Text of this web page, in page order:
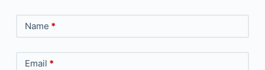
Name *
Email *